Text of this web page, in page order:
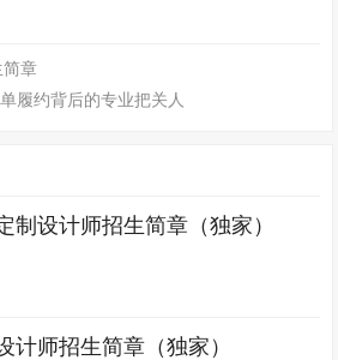
简章
履约背后的专业把关人
制设计师招生简章（独家）
计师招生简章（独家）